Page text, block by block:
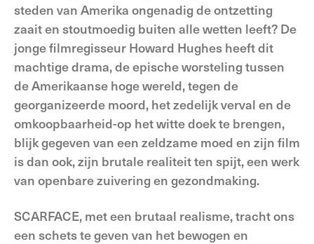
steden van Amerika ongenadig de ontzetting
zaait en stoutmoedig buiten alle wetten leeft? De
jonge filmregisseur Howard Hughes heeft dit
machtige drama, de epische worsteling tussen
de Amerikaanse hoge wereld, tegen de
georganizeerde moord, het zedelijk verval en de
omkoopbaarheid-op het witte doek te brengen,
blijk gegeven van een zeldzame moed en zijn film
is dan ook, zijn brutale realiteit ten spijt, een werk
van openbare zuivering en gezondmaking.
SCARFACE, met een brutaal realisme, tracht ons
een schets te geven van het bewogen en